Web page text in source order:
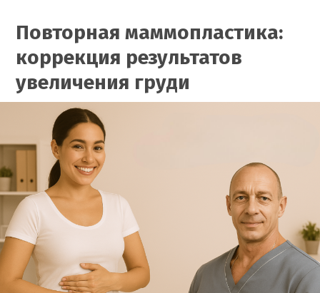
Повторная маммопластика:
коррекция результатов
увеличения груди